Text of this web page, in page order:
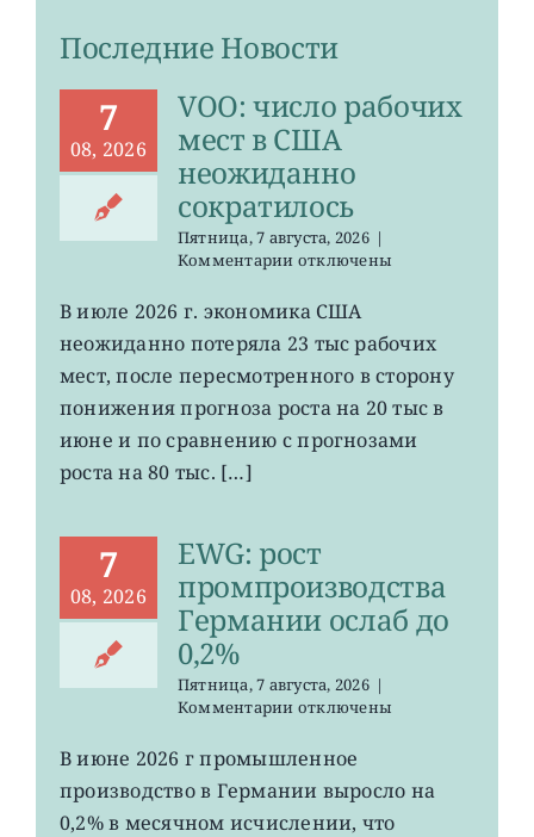
Последние Новости
7
08, 2026
VOO: число рабочих
мест в США
неожиданно
сократилось
Пятница, 7 августа, 2026 |
Комментариик
VOO:
рабочих
мест
США
неожиданно
отключены
В июле 2026 г. экономика США
неожиданно потеряла 23 тыс рабочих
мест, после пересмотренного в сторону
понижения прогноза роста на 20 тыс в
июне и по сравнению с прогнозами
роста на 80 тыс. […]
7
08, 2026
EWG: рост
промпроизводства
Германии ослаб до
0,2%
Пятница, 7 августа, 2026 |
Комментариик
EWG:
рост
промпроизводства
Германии
отключены
В июне 2026 г промышленное
производство в Германии выросло на
0,2% в месячном исчислении, что